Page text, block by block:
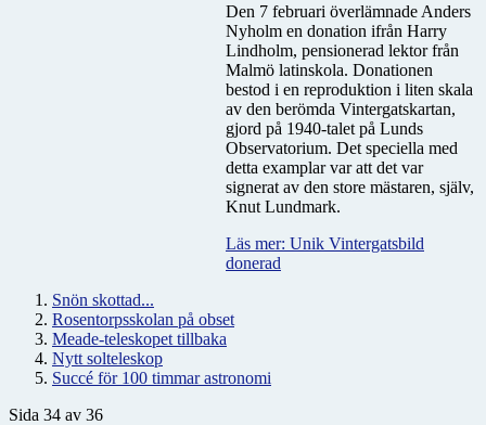
Den 7 februari överlämnade Anders
Nyholm en donation ifrån Harry
Lindholm, pensionerad lektor från
Malmö latinskola. Donationen
bestod i en reproduktion i liten skala
av den berömda Vintergatskartan,
gjord på 1940-talet på Lunds
Observatorium. Det speciella med
detta examplar var att det var
signerat av den store mästaren, själv,
Knut Lundmark.
Läs mer: Unik Vintergatsbild
donerad
Snön skottad...
Rosentorpsskolan på obset
Meade-teleskopet tillbaka
Nytt solteleskop
Succé för 100 timmar astronomi
Sida 34 av 36